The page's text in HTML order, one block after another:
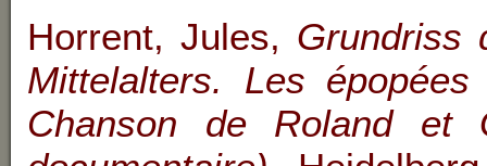
Horrent, Jules, Grundriss
Mittelalters. Les
Chanson de Roland et